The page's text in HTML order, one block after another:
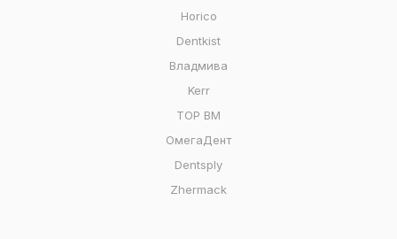
Horico
Dentkist
Владмива
Kerr
ТОР ВМ
ОмегаДент
Dentsply
Zhermack